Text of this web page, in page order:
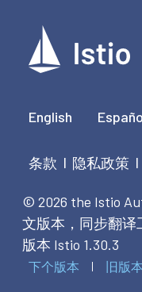
English
条款 | 隐私政策 |
© 2026 the Istio
文版本，同步翻译
版本 Istio 1.30.3
下个版本 旧版本